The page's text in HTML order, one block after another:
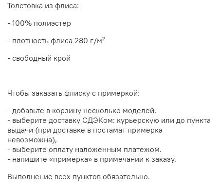
Толстовка из флиса:
- 100% полиэстер
- плотность флиса 280 г/м²
- свободный крой
Чтобы заказать флиску с примеркой:
- добавьте в корзину несколько моделей,
- выберите доставку СДЭКом: курьерскую или до пункта
выдачи (при доставке в постамат примерка
невозможна),
- выберите оплату наложенным платежом.
- напишите «примерка» в примечании к заказу.
Выполнение всех пунктов обязательно.